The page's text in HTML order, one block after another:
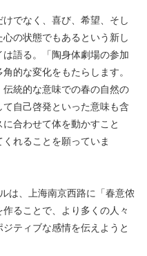
けでなく、喜び、希望、そし
の状態でもあるという新し
語る。「陶身体劇場の参加
的な変化をもたらします。
統的な意味での春の自然の
自己啓発といった意味も含
合わせて体を動かすこと
れることを願っていま
は、上海南京西路に「春意侬
ることで、より多くの人々
ティブな感情を伝えようと